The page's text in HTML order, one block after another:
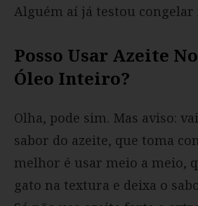
Alguém aí já testou congelar
Posso Usar Azeite
Óleo Inteiro?
Olha, pode sim. Mas aviso:
sabor do azeite, que toma
melhor é usar meio a meio,
gato na textura e deixa o